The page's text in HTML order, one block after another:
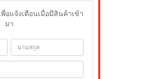
อแจ้งเตือนเมื่อมีสินค้าเข้า
มา